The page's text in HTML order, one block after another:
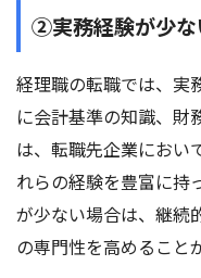
②実務経験が少な
経理職の転職では、実
に会計基準の知識、財
は、転職先企業におい
れらの経験を豊富に持
が少ない場合は、継続
の専門性を高めること